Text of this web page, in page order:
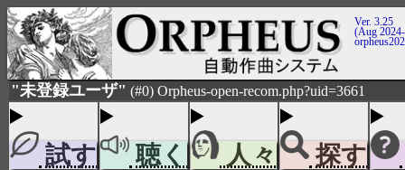
Ver. 3.25
(Aug
"未登録ユーザ" (#0) Orpheus-open-recom.php?uid=3661
試す 聴く 人々 探す